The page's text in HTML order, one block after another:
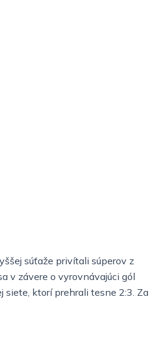
súťaže privítali súperov z
v závere o vyrovnávajúci gól
siete, ktorí prehrali tesne 2:3. Za